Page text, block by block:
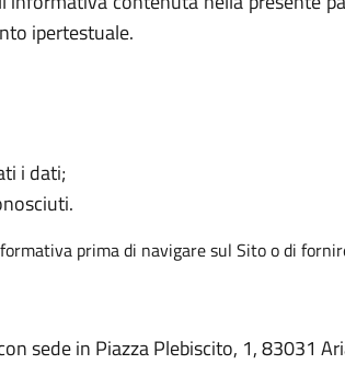
ipertestuale.
i dati;
prima di navigare sul Sito o di
sede in Piazza Plebiscito, 1, 83031